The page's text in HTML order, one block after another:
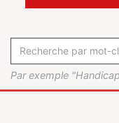
Par exemple